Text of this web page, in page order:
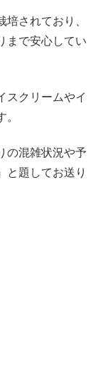
されており、
まで安心してい
スクリームやイ
の混雑状況や予
と題してお送り